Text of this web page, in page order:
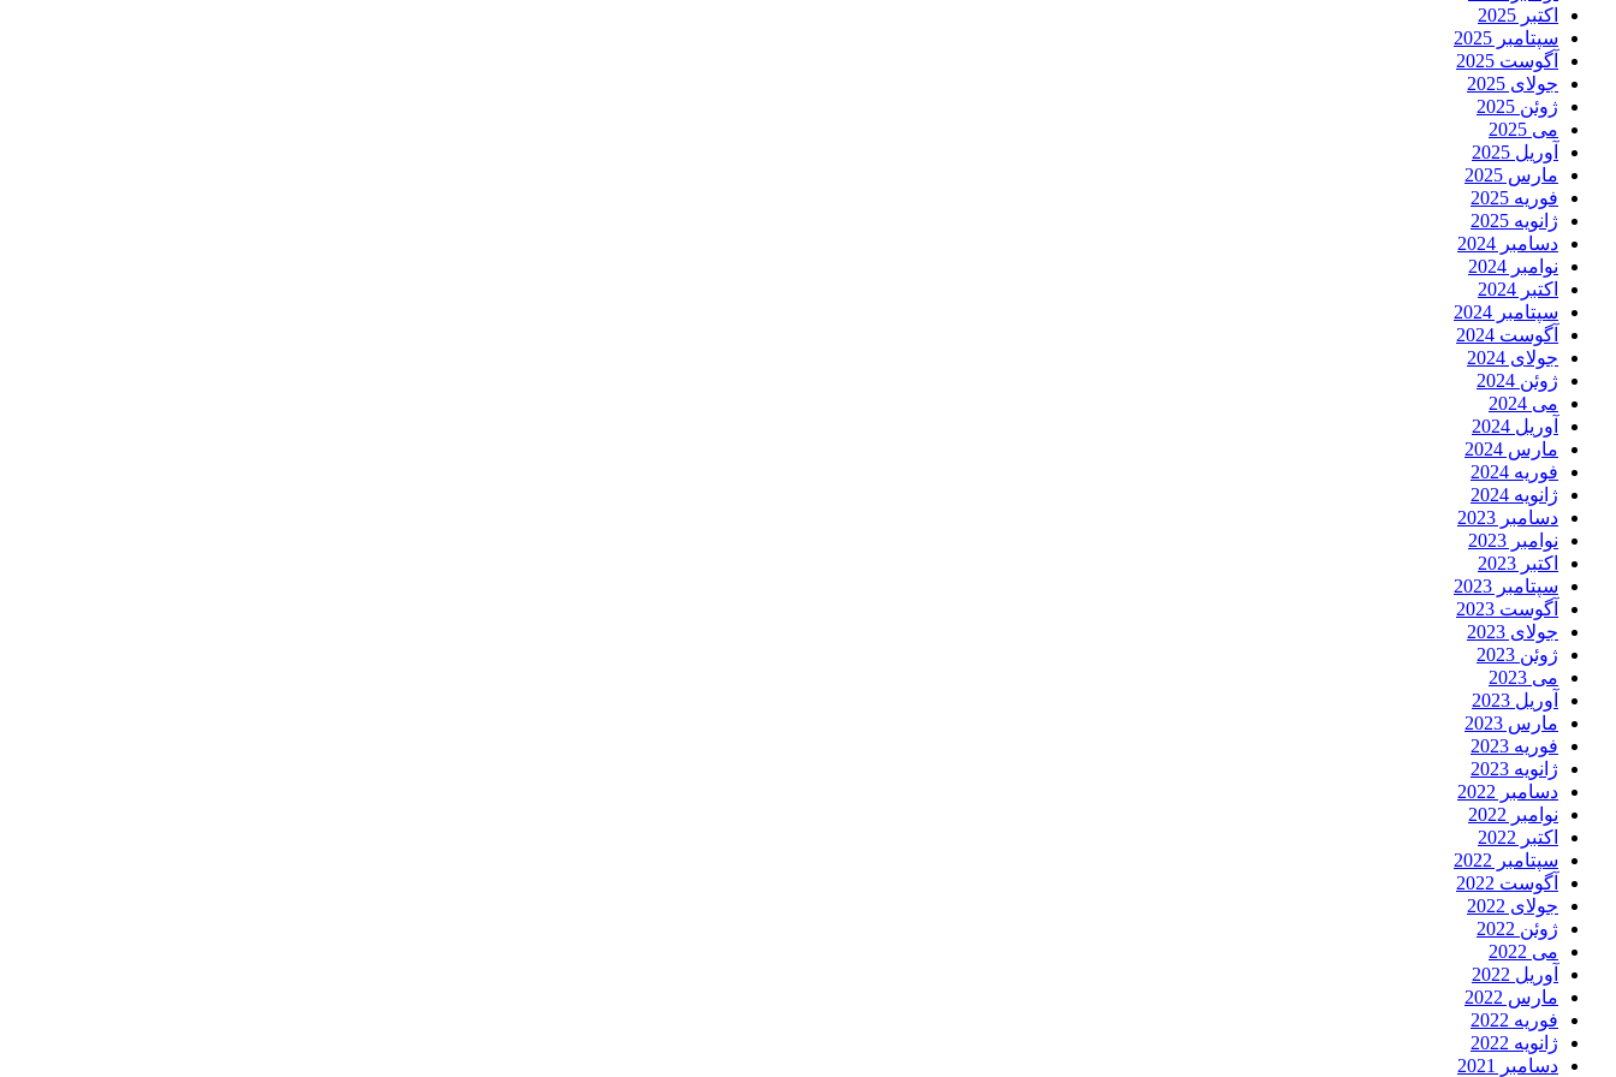
اکتبر 2025
سپتامبر 2025
آگوست 2025
جولای 2025
ژوئن 2025
می 2025
آوریل 2025
مارس 2025
فوریه 2025
ژانویه 2025
دسامبر 2024
نوامبر 2024
اکتبر 2024
سپتامبر 2024
آگوست 2024
جولای 2024
ژوئن 2024
می 2024
آوریل 2024
مارس 2024
فوریه 2024
ژانویه 2024
دسامبر 2023
نوامبر 2023
اکتبر 2023
سپتامبر 2023
آگوست 2023
جولای 2023
ژوئن 2023
می 2023
آوریل 2023
مارس 2023
فوریه 2023
ژانویه 2023
دسامبر 2022
نوامبر 2022
اکتبر 2022
سپتامبر 2022
آگوست 2022
جولای 2022
ژوئن 2022
می 2022
آوریل 2022
مارس 2022
فوریه 2022
ژانویه 2022
دسامبر 2021